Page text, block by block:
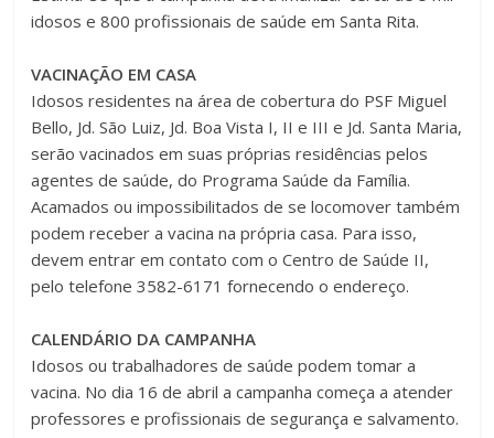
idosos e 800 profissionais de saúde em Santa Rita.
VACINAÇÃO EM CASA
Idosos residentes na área de cobertura do PSF Miguel
Bello, Jd. São Luiz, Jd. Boa Vista I, II e III e Jd. Santa Maria,
serão vacinados em suas próprias residências pelos
agentes de saúde, do Programa Saúde da Família.
Acamados ou impossibilitados de se locomover também
podem receber a vacina na própria casa. Para isso,
devem entrar em contato com o Centro de Saúde II,
pelo telefone 3582-6171 fornecendo o endereço.
CALENDÁRIO DA CAMPANHA
Idosos ou trabalhadores de saúde podem tomar a
vacina. No dia 16 de abril a campanha começa a atender
professores e profissionais de segurança e salvamento.